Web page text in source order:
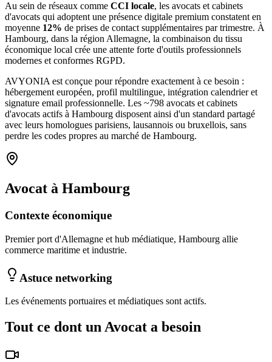
Au sein de réseaux comme CCI locale, les avocats et cabinets
d'avocats qui adoptent une présence digitale premium constatent en
moyenne 12% de prises de contact supplémentaires par trimestre. À
Hambourg, dans la région Allemagne, la combinaison du tissu
économique local crée une attente forte d'outils professionnels
modernes et conformes RGPD.
AVYONIA est conçue pour répondre exactement à ce besoin :
hébergement européen, profil multilingue, intégration calendrier et
signature email professionnelle. Les ~798 avocats et cabinets
d'avocats actifs à Hambourg disposent ainsi d'un standard partagé
avec leurs homologues parisiens, lausannois ou bruxellois, sans
perdre les codes propres au marché de Hambourg.
Avocat à Hambourg
Contexte économique
Premier port d'Allemagne et hub médiatique, Hambourg allie
commerce maritime et industrie.
Astuce networking
Les événements portuaires et médiatiques sont actifs.
Tout ce dont un Avocat a besoin